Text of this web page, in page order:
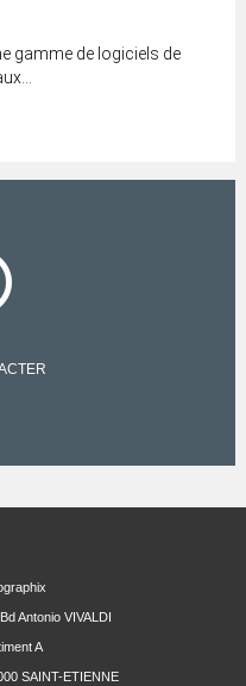
gamme de logiciels de
Antonio VIVALDI
A
SAINT-ETIENNE